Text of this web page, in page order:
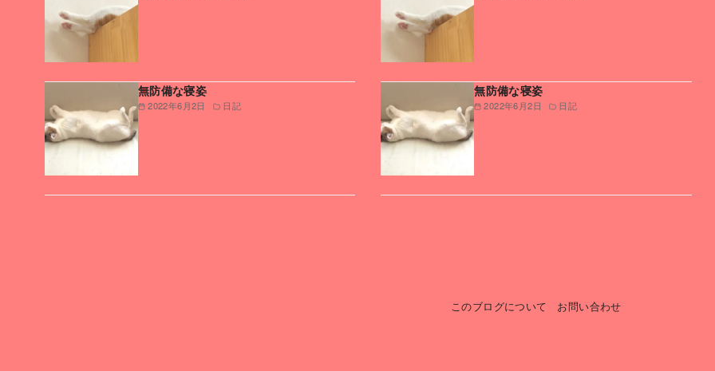
2022年6月2日 日記
無防備な寝姿
2022年6月2日 日記
無防備な寝姿
このブログについて お問い合わせ